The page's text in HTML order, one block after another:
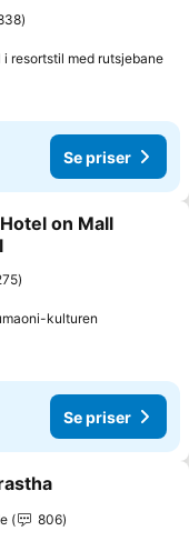
resortstil med rutsjebane
Se priser
on Mall
kulturen
Se priser
806